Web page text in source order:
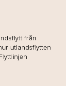
från
utlandsflytten